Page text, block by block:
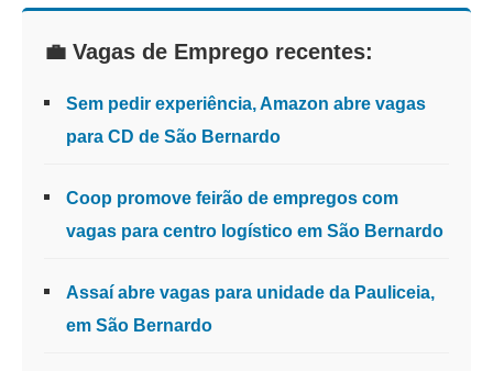
💼 Vagas de Emprego recentes:
Sem pedir experiência, Amazon abre vagas
para CD de São Bernardo
Coop promove feirão de empregos com
vagas para centro logístico em São Bernardo
Assaí abre vagas para unidade da Pauliceia,
em São Bernardo